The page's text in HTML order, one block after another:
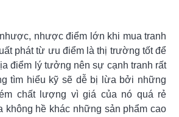
nhược điểm lớn khi mua tranh
phát từ ưu điểm là thị trường tốt để
điểm lý tưởng nên sự cạnh tranh rất
tìm hiểu kỹ sẽ dễ bị lừa bởi những
chất lượng vì giá của nó quá rẻ
không hề khác những sản phẩm cao